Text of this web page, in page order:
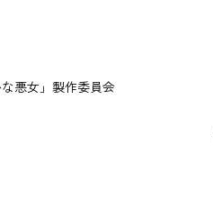
悪女」製作委員会